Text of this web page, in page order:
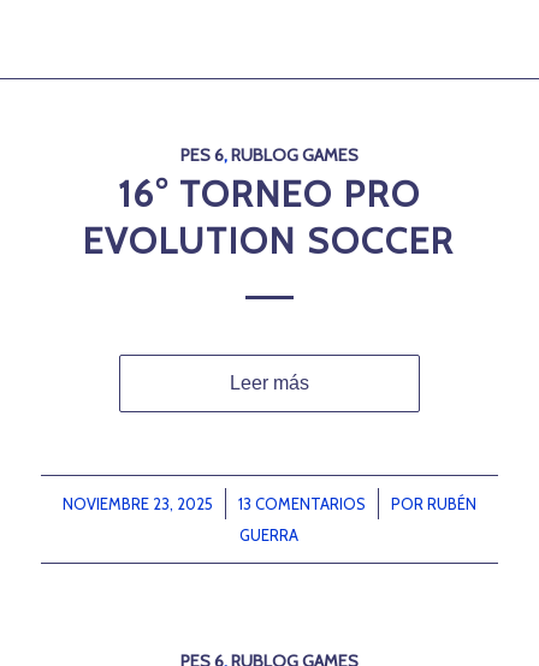
PES 6,RUBLOG GAMES
16° TORNEO PRO
EVOLUTION SOCCER
Leer más
NOVIEMBRE 23, 2025
/ 13 COMENTARIOS
/ POR RUBÉN
GUERRA
PES 6,RUBLOG GAMES